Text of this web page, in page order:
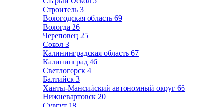
Строитель 3
Вологодская область 69
Вологда 26
Череповец 25
Сокол 3
Калининградская область 67
Калининград 46
Светлогорск 4
Балтийск 3
Ханты-Мансийский автономный округ 66
Нижневартовск 20
Сургут 18